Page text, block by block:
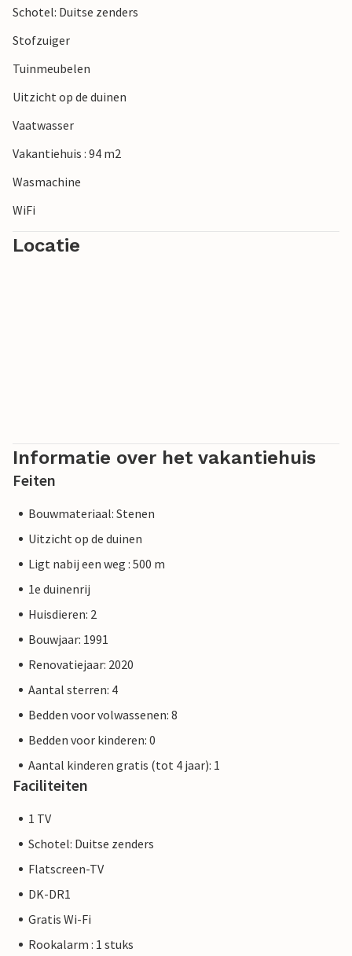
Schotel: Duitse zenders
Stofzuiger
Tuinmeubelen
Uitzicht op de duinen
Vaatwasser
Vakantiehuis : 94 m2
Wasmachine
WiFi
Locatie
Informatie over het vakantiehuis
Feiten
Bouwmateriaal: Stenen
Uitzicht op de duinen
Ligt nabij een weg : 500 m
1e duinenrij
Huisdieren: 2
Bouwjaar: 1991
Renovatiejaar: 2020
Aantal sterren: 4
Bedden voor volwassenen: 8
Bedden voor kinderen: 0
Aantal kinderen gratis (tot 4 jaar): 1
Faciliteiten
1 TV
Schotel: Duitse zenders
Flatscreen-TV
DK-DR1
Gratis Wi-Fi
Rookalarm : 1 stuks